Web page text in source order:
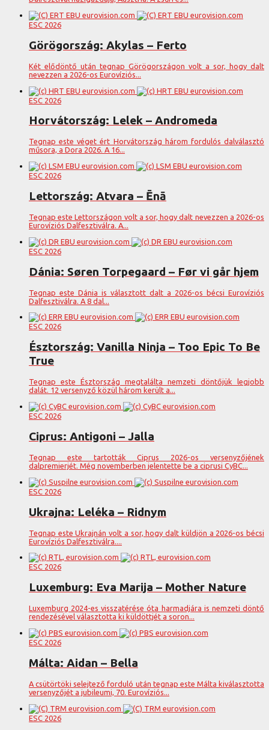
ESC 2026
Görögország: Akylas – Ferto
Két elődöntő után tegnap Görögországon volt a sor, hogy dalt
nevezzen a 2026-os Eurovíziós...
ESC 2026
Horvátország: Lelek – Andromeda
Tegnap este véget ért Horvátország három fordulós dalválasztó
műsora, a Dora 2026. A 16...
ESC 2026
Lettország: Atvara – Ēnā
Tegnap este Lettországon volt a sor, hogy dalt nevezzen a 2026-os
Eurovíziós Dalfesztiválra. A...
ESC 2026
Dánia: Søren Torpegaard – Før vi går hjem
Tegnap este Dánia is választott dalt a 2026-os bécsi Eurovíziós
Dalfesztiválra. A 8 dal...
ESC 2026
Észtország: Vanilla Ninja – Too Epic To Be
True
Tegnap este Észtország megtalálta nemzeti döntőjük legjobb
dalát. 12 versenyző közül három került a...
ESC 2026
Ciprus: Antigoni – Jalla
Tegnap este tartották Ciprus 2026-os versenyzőjének
dalpremierjét. Még novemberben jelentette be a ciprusi CyBC...
ESC 2026
Ukrajna: Leléka – Ridnym
Tegnap este Ukrajnán volt a sor, hogy dalt küldjön a 2026-os bécsi
Eurovíziós Dalfesztiválra....
ESC 2026
Luxemburg: Eva Marija – Mother Nature
Luxemburg 2024-es visszatérése óta harmadjára is nemzeti döntő
rendezésével választotta ki küldöttjét a soron...
ESC 2026
Málta: Aidan – Bella
A csütörtöki selejtező forduló után tegnap este Málta kiválasztotta
versenyzőjét a jubileumi, 70. Eurovíziós...
ESC 2026